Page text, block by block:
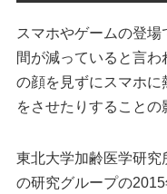
スマホやゲームの登
間が減っていると言
の顔を見ずにスマホに
をさせたりすることの
東北大学加齢医学研究
の研究グループの